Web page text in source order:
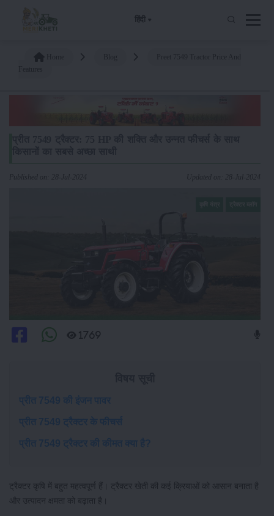
हिंदी
Published on: 28-Jul-2024 Updated on: 28-Jul-2024
1769
प्रीत 7549 की इंजन पावर
प्रीत 7549 ट्रैक्टर के फीचर्स
प्रीत 7549 ट्रैक्टर की कीमत क्या है?
ट्रैक्टर कृषि में बहुत महत्वपूर्ण हैं। ट्रैक्टर खेती की कई क्रियाओं को आसान बनाता है
और उत्पादन क्षमता को बढ़ाता है।